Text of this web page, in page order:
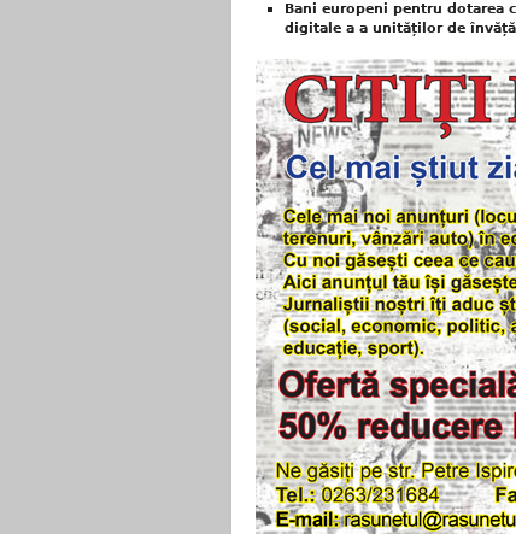
Bani europeni pentru dotarea
digitale a a unităților de